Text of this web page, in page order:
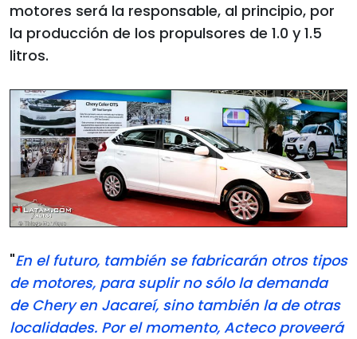
motores será la responsable, al principio, por
la producción de los propulsores de 1.0 y 1.5
litros.
"En el futuro, también se fabricarán otros tipos
de motores, para suplir no sólo la demanda
de Chery en Jacareí, sino también la de otras
localidades. Por el momento, Acteco proveerá